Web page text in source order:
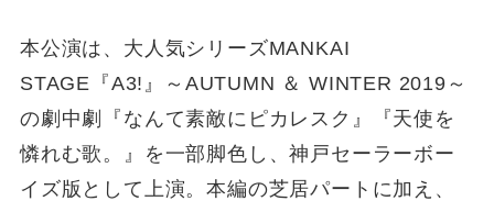
本公演は、大人気シリーズMANKAI
STAGE『A3!』～AUTUMN ＆ WINTER 2019～
の劇中劇『なんて素敵にピカレスク』『天使を
憐れむ歌。』を一部脚⾊し、神戸セーラーボー
イズ版として上演。本編の芝居パートに加え、